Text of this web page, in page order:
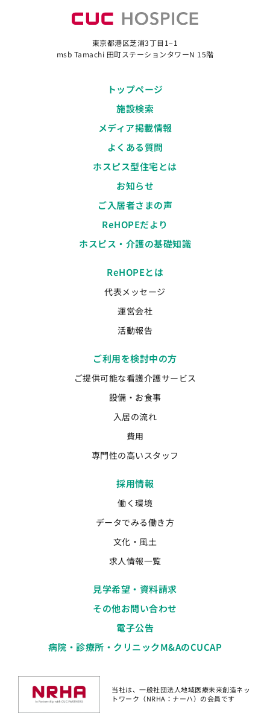
東京都港区芝浦3丁目1−1
msb Tamachi 田町ステーションタワーN 15階
トップページ
施設検索
メディア掲載情報
よくある質問
ホスピス型住宅とは
お知らせ
ご入居者さまの声
ReHOPEだより
ホスピス・介護の基礎知識
ReHOPEとは
代表メッセージ
運営会社
活動報告
ご利用を検討中の方
ご提供可能な看護介護サービス
設備・お食事
入居の流れ
費用
専門性の高いスタッフ
採用情報
働く環境
データでみる働き方
文化・風土
求人情報一覧
見学希望・資料請求
その他お問い合わせ
電子公告
病院・診療所・クリニックM&AのCUCAP
当社は、一般社団法人地域医療未来創造ネッ
トワーク（NRHA：ナーハ）の会員です